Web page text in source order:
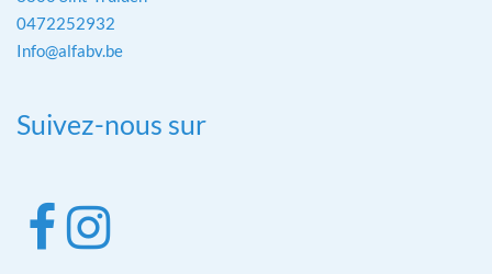
0472252932
Info@alfabv.be
Suivez-nous sur